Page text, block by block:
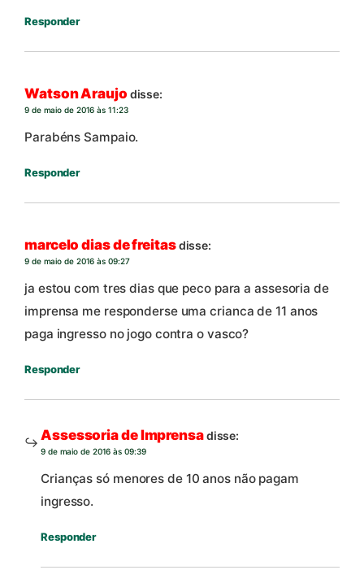
Responder
Watson Araujo disse:
9 de maio de 2016 às 11:23
Parabéns Sampaio.
Responder
marcelo dias de freitasdisse:
9 de maio de 2016 às 09:27
ja estou com tres dias que peco para a assesoria de
imprensa me responderse uma crianca de 11 anos
paga ingresso no jogo contra o vasco?
Responder
Assessoria de Imprensadisse:
9 de maio de 2016 às 09:39
Crianças só menores de 10 anos não pagam
ingresso.
Responder